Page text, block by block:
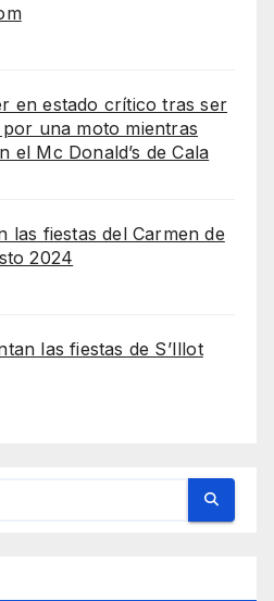
en estado crítico tras ser
una moto mientras
el Mc Donald’s de Cala
las fiestas del Carmen de
2024
las fiestas de S’Illot